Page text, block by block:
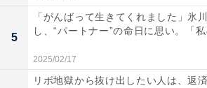
5
「がんばって生きてくれました」氷
し、“パートナー”の命日に思い。「
2025/02/17
リボ地獄から抜け出したい人は、返